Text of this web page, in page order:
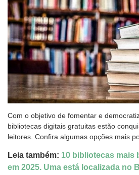
Com o objetivo de fomentar e
bibliotecas digitais gratuitas estão
leitores. Confira algumas opções mais
Leia também: 10 bibliotecas mais
em 2025. Uma está localizada no